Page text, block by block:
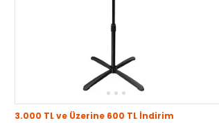
3.000 TL ve Üzerine 600 TL İndirim